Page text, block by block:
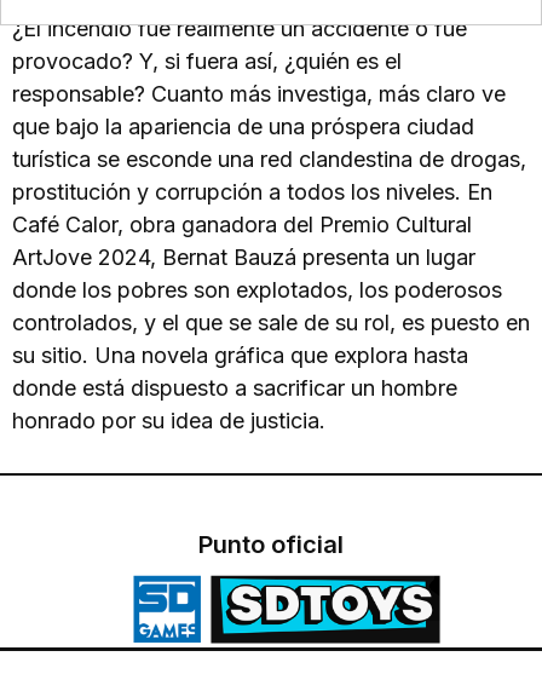
¿El incendio fue realmente un accidente o fue
provocado? Y, si fuera así, ¿quién es el
responsable? Cuanto más investiga, más claro ve
que bajo la apariencia de una próspera ciudad
turística se esconde una red clandestina de drogas,
prostitución y corrupción a todos los niveles. En
Café Calor, obra ganadora del Premio Cultural
ArtJove 2024, Bernat Bauzá presenta un lugar
donde los pobres son explotados, los poderosos
controlados, y el que se sale de su rol, es puesto en
su sitio. Una novela gráfica que explora hasta
donde está dispuesto a sacrificar un hombre
honrado por su idea de justicia.
Punto oficial